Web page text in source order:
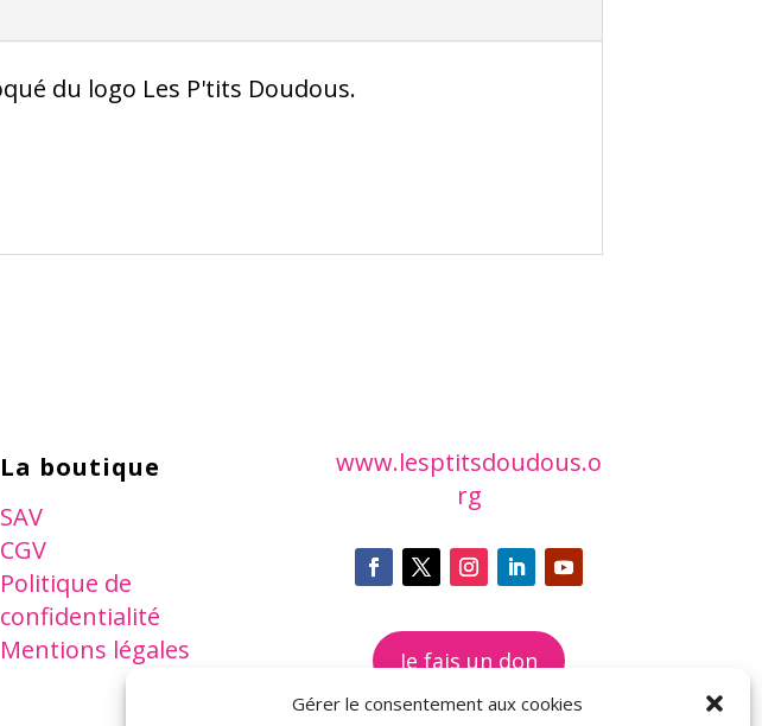
Gérer le consentement aux cookies
du logo Les P'tits Doudous.
La boutique
SAV
CGV
Politique de
confidentialité
Mentions légales
www.lesptitsdoudous.o
rg
Je fais un don